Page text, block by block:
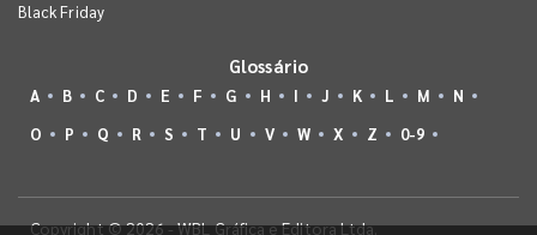
Black Friday
Glossário
A B C D E F G H I J K L M
N
O
P Q R S T U V W X Z 0-9
Copyright © 2026 - WBL Gráfica e Editora Ltda.